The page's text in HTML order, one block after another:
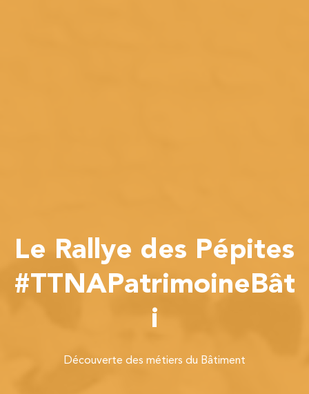
Le Rallye des Pépites
#TTNAPatrimoineBât
i
Découverte des métiers du Bâtiment